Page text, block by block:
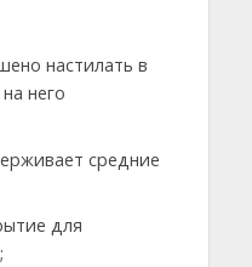
настилать в
него
средние
для